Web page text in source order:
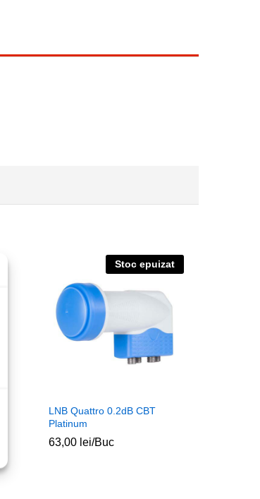
Stoc epuizat
LNB Quattro 0.2dB CBT
Platinum
63,00 lei/Buc